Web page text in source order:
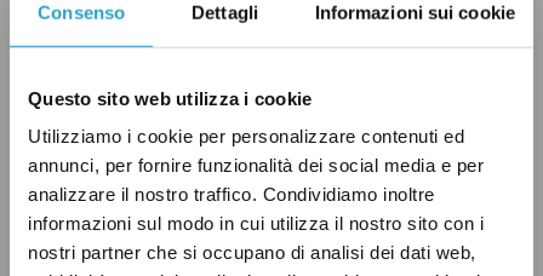
Consenso Dettagli Informazioni sui cookie
Questo sito web utilizza i cookie
Utilizziamo i cookie per personalizzare contenuti ed
annunci, per fornire funzionalità dei social media e per
analizzare il nostro traffico. Condividiamo inoltre
informazioni sul modo in cui utilizza il nostro sito con i
nostri partner che si occupano di analisi dei dati web,
garantiscono all’interno del Consiglio dei
governatori – l’organo decisionale principale
dell’istituzione – un “peso” in termini di voti
pari al 3 per cento.
Aggiungiamo inoltre che i Dsppossono essere
possedutidalle banche centrali dei Paesi